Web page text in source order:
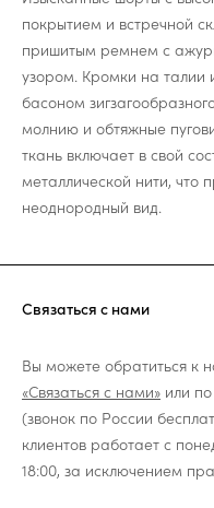
покрытием и встречной
пришитым ремнем с
узором. Кромки на талии
басоном
молнию и обтяжные
ткань включает в свой
металлической нити, что
неоднородный вид.
Связаться с нами
Вы можете обратиться к
«Связаться с нами» или
(звонок по России
клиентов работает с
18:00, за исключением